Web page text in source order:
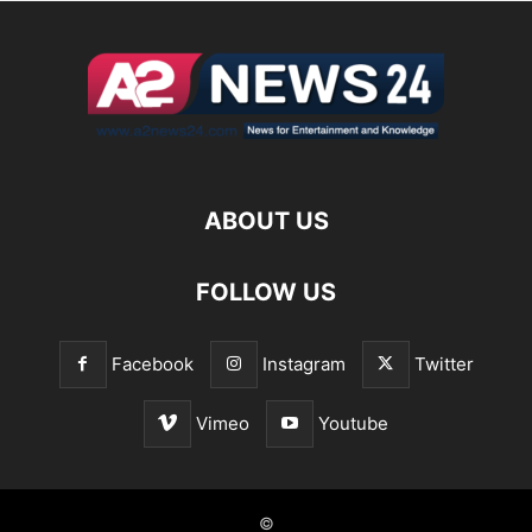
ABOUT US
FOLLOW US
Facebook Instagram Twitter
Vimeo Youtube
©